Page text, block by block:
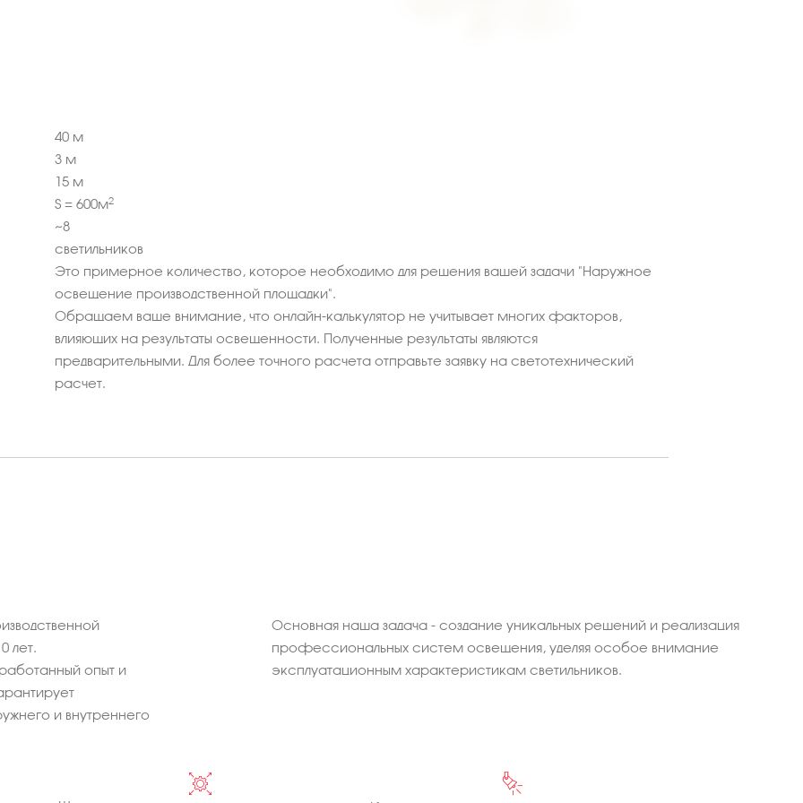
40м
3м
15м
S = 600м2
~8
светильников
Это примерное количество, которое необходимо для решения вашей задачи "Наружное
освещение производственной площадки".
Обращаем ваше внимание, что онлайн-калькулятор не учитывает многих факторов,
влияющих на результаты освещенности. Полученные результаты являются
предварительными. Для более точного расчета отправьте заявку на светотехнический
расчет.
лет.
опыт и
и внутреннего
Основная наша задача - создание уникальных решений и реализация
профессиональных систем освещения, уделяя особое внимание
эксплуатационным характеристикам светильников.